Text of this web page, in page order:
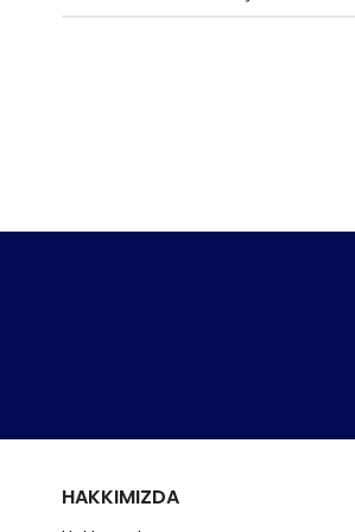
HAKKIMIZDA